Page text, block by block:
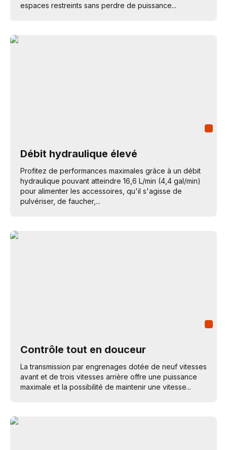
espaces restreints sans perdre de puissance...
Débit hydraulique élevé
Profitez de performances maximales grâce à un débit
hydraulique pouvant atteindre 16,6 L/min (4,4 gal/min)
pour alimenter les accessoires, qu'il s'agisse de
pulvériser, de faucher,...
Contrôle tout en douceur
La transmission par engrenages dotée de neuf vitesses
avant et de trois vitesses arrière offre une puissance
maximale et la possibilité de maintenir une vitesse...